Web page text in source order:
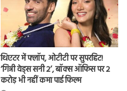
थिएटर में फ्लॉप, ओटीटी पर सुपरहिट!
‘गिन्नी वेड्स सनी 2’, बॉक्स ऑफिस पर 2
करोड़ भी नहीं कमा पाई फिल्म